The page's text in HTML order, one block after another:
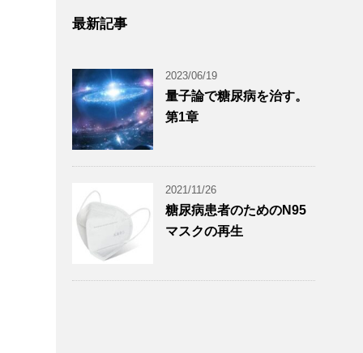
最新記事
2023/06/19
量子論で糖尿病を治す。
第1章
2021/11/26
糖尿病患者のためのN95
マスクの再生